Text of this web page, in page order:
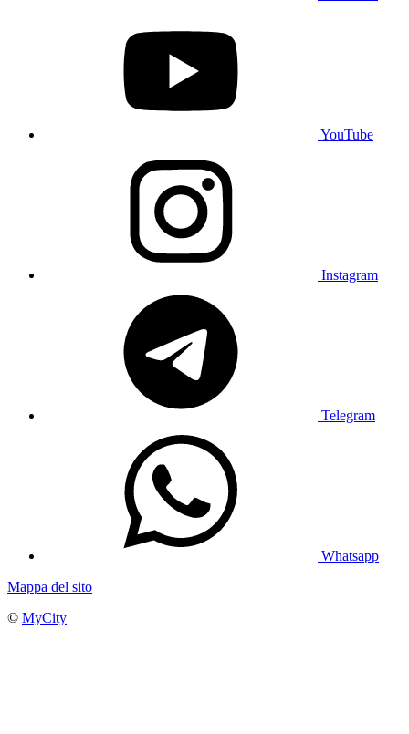
YouTube
Instagram
Telegram
Whatsapp
Mappa del sito
© MyCity